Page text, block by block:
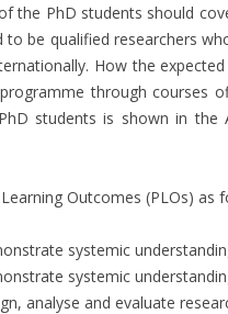
the PhD students should
to be qualified researchers
How the
through courses
students is shown in the
Outcomes (PLOs) as
systemic
systemic
analyse and evaluate